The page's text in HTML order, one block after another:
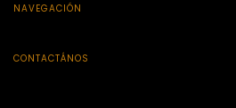
NAVEGACIÓN
CONTACTÁNOS